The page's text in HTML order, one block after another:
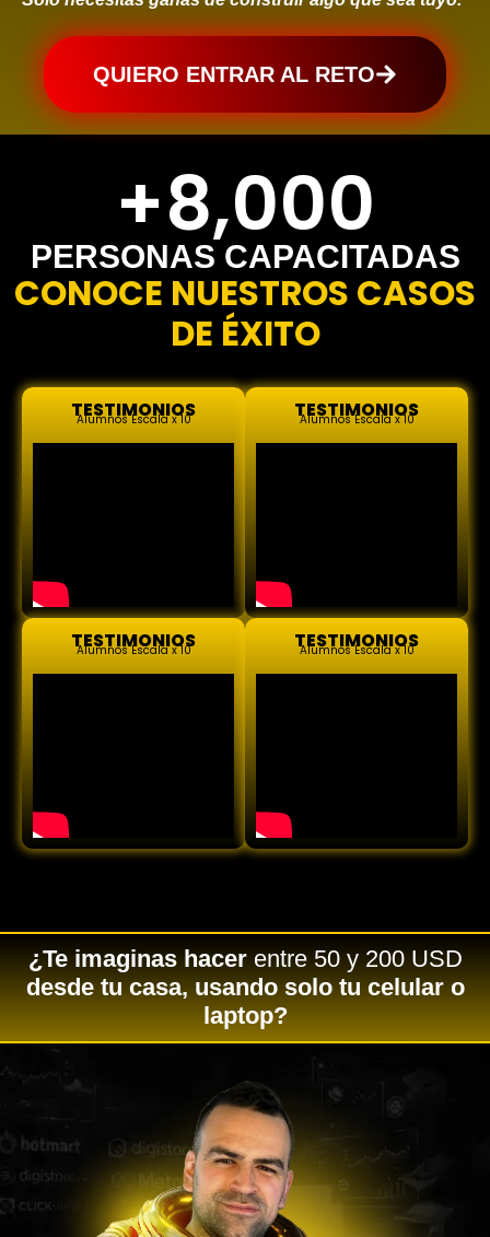
QUIERO ENTRAR AL RETO
PERSONAS CAPACITADAS
+8,000
CONOCE NUESTROS CASOS
DE ÉXITO
TESTIMONIOS
Alumnos Escala x 10 TESTIMONIOS
Alumnos Escala x 10
TESTIMONIOS
Alumnos Escala x 10 TESTIMONIOS
Alumnos Escala x 10
¿Te imaginas hacerentre 50 y 200 USD
desde tu casa, usando solo tu celular o
laptop?